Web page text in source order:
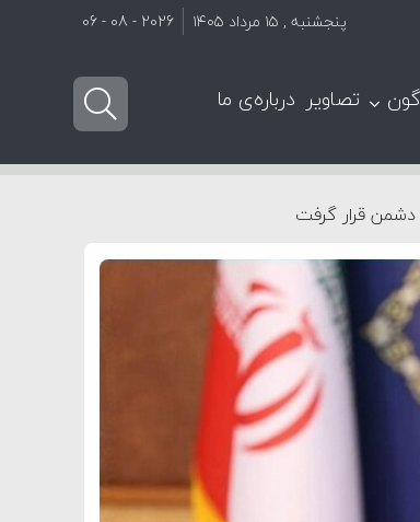
پنجشنبه , ۱۵ مرداد ۱۴۰۵ 2026 - 08 - 06
تصاویر درباره‌ی ما